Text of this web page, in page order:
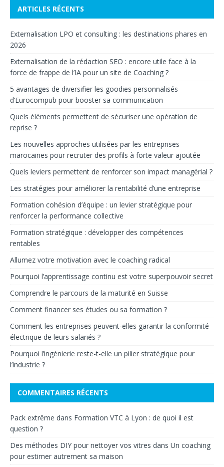
ARTICLES RÉCENTS
Externalisation LPO et consulting : les destinations phares en
2026
Externalisation de la rédaction SEO : encore utile face à la
force de frappe de l’IA pour un site de Coaching ?
5 avantages de diversifier les goodies personnalisés
d’Eurocompub pour booster sa communication
Quels éléments permettent de sécuriser une opération de
reprise ?
Les nouvelles approches utilisées par les entreprises
marocaines pour recruter des profils à forte valeur ajoutée
Quels leviers permettent de renforcer son impact managérial ?
Les stratégies pour améliorer la rentabilité d’une entreprise
Formation cohésion d’équipe : un levier stratégique pour
renforcer la performance collective
Formation stratégique : développer des compétences
rentables
Allumez votre motivation avec le coaching radical
Pourquoi l’apprentissage continu est votre superpouvoir secret
Comprendre le parcours de la maturité en Suisse
Comment financer ses études ou sa formation ?
Comment les entreprises peuvent-elles garantir la conformité
électrique de leurs salariés ?
Pourquoi l’ingénierie reste-t-elle un pilier stratégique pour
l’industrie ?
COMMENTAIRES RÉCENTS
Pack extrême dans Formation VTC à Lyon : de quoi il est
question ?
Des méthodes DIY pour nettoyer vos vitres dans Un coaching
pour estimer autrement sa maison